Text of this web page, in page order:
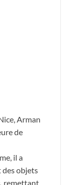
Arman
de
il a
des objets
remettant